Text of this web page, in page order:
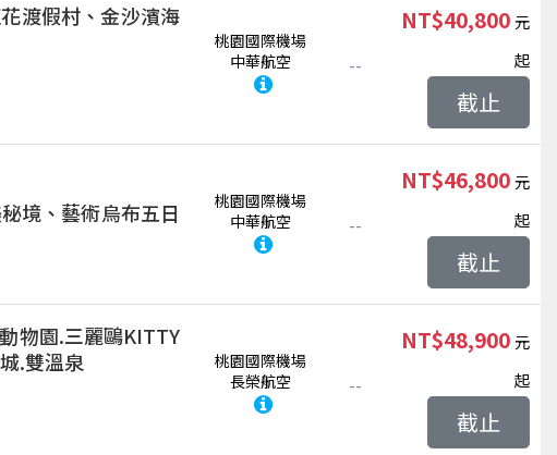
渡假村、金沙濱海
桃園國際機場
中華航空
--
NT$40,800
起
截止
境、藝術烏布五日
桃園國際機場
中華航空
--
NT$46,800
起
截止
物園.三麗鷗KITTY
.雙溫泉
桃園國際機場
長榮航空
--
NT$48,900
起
截止